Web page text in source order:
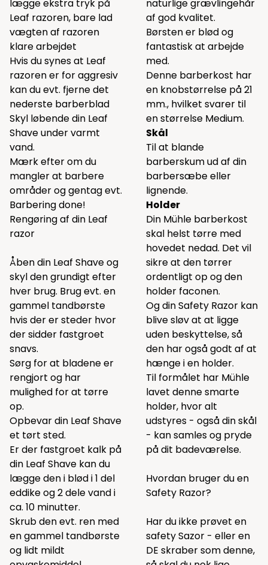
lægge ekstra tryk på
Leaf razoren, bare lad
vægten af razoren
klare arbejdet
Hvis du synes at Leaf
razoren er for aggresiv
kan du evt. fjerne det
nederste barberblad
Skyl løbende din Leaf
Shave under varmt
vand.
Mærk efter om du
mangler at barbere
områder og gentag evt.
Barbering done!
Rengøring af din Leaf
razor
Åben din Leaf Shave og
skyl den grundigt efter
hver brug. Brug evt. en
gammel tandbørste
hvis der er steder hvor
der sidder fastgroet
snavs.
Sørg for at bladene er
rengjort og har
mulighed for at tørre
op.
Opbevar din Leaf Shave
et tørt sted.
Er der fastgroet kalk på
din Leaf Shave kan du
lægge den i blød i 1 del
eddike og 2 dele vand i
ca. 10 minutter.
Skrub den evt. ren med
en gammel tandbørste
og lidt mildt
naturlige grævlingehår
af god kvalitet.
Børsten er blød og
fantastisk at arbejde
med.
Denne barberkost har
en knobstørrelse på 21
mm., hvilket svarer til
en størrelse Medium.
Skål
Til at blande
barberskum ud af din
barbersæbe eller
lignende.
Holder
Din Mühle barberkost
skal helst tørre med
hovedet nedad. Det vil
sikre at den tørrer
ordentligt op og den
holder faconen.
Og din Safety Razor kan
blive sløv at at ligge
uden beskyttelse, så
den har også godt af at
hænge i en holder.
Til formålet har Mühle
lavet denne smarte
holder, hvor alt
udstyres - også din skål
- kan samles og pryde
på dit badeværelse.
Hvordan bruger du en
Safety Razor?
Har du ikke prøvet en
safety Sazor - eller en
DE skraber som denne,